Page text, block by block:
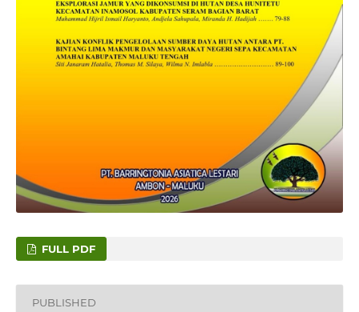
FULL PDF
PUBLISHED